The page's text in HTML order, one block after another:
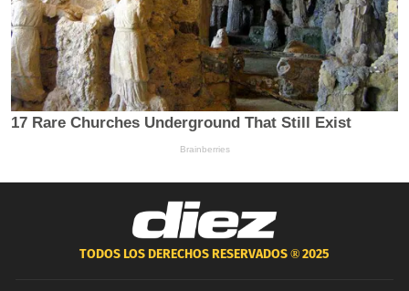
TODOS LOS DERECHOS RESERVADOS ®2025